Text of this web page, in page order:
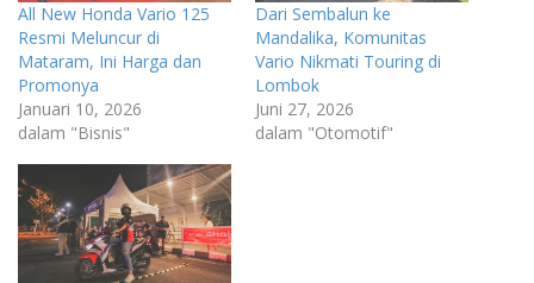
All New Honda Vario 125
Resmi Meluncur di
Mataram, Ini Harga dan
Promonya
Januari 10, 2026
dalam "Bisnis"
Dari Sembalun ke
Mandalika, Komunitas
Vario Nikmati Touring di
Lombok
Juni 27, 2026
dalam "Otomotif"